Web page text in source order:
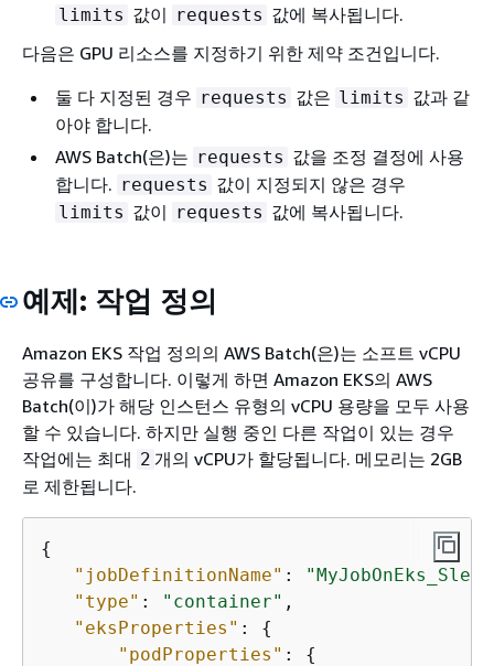
limits 값이 requests 값에 복사됩니다.
다음은 GPU 리소스를 지정하기 위한 제약 조건입니다.
둘 다 지정된 경우 requests 값은 limits 값과 같
아야 합니다.
AWS Batch(은)는 requests 값을 조정 결정에 사용
합니다. requests 값이 지정되지 않은 경우
limits 값이 requests 값에 복사됩니다.
예제: 작업 정의
Amazon EKS 작업 정의의 AWS Batch(은)는 소프트 vCPU
공유를 구성합니다. 이렇게 하면 Amazon EKS의 AWS
Batch(이)가 해당 인스턴스 유형의 vCPU 용량을 모두 사용
할 수 있습니다. 하지만 실행 중인 다른 작업이 있는 경우
작업에는 최대 2 개의 vCPU가 할당됩니다. 메모리는 2GB
로 제한됩니다.
{
"jobDefinitionName" :
"type" : "container" ,
"eksProperties" : {
"podProperties" : {